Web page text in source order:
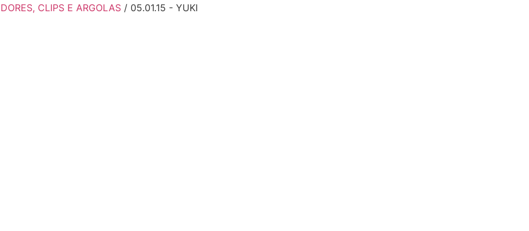
CLIPS E ARGOLAS / 05.01.15 - YUKI